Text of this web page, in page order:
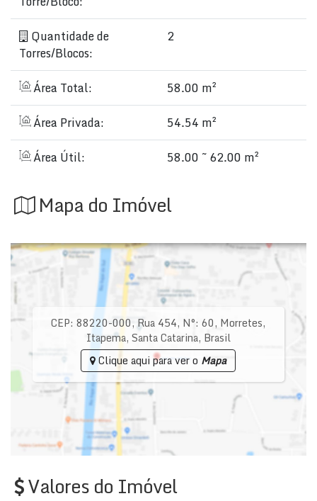
Quantidade de
Torres/Blocos:
2
Área Total:
58.00 m²
Área Privada:
54.54 m²
Área Útil:
58.00 ~ 62.00 m²
Mapa do Imóvel
CEP: 88220-000, Rua 454, N°: 60, Morretes,
Itapema, Santa Catarina, Brasil
Clique aqui para ver o Mapa
Valores do Imóvel